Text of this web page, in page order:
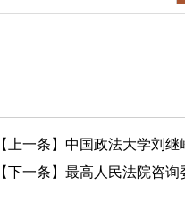
【上一条】 中国政法大学刘继
【下一条】 最高人民法院咨询